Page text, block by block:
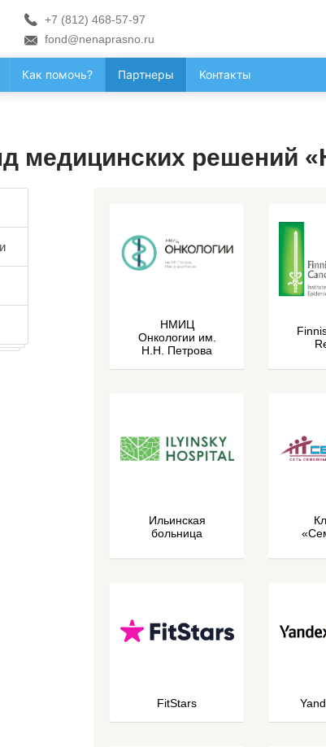
+7 (812) 468-57-97
fond@nenaprasno.ru
Как помочь? Партнеры Контакты
медицинских решений
НМИЦ
Онкологии им.
Н.Н. Петрова
Ильинская
больница
FitStars